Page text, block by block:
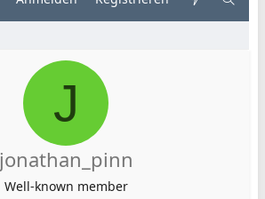
J
jonathan_pinn
Well-known member